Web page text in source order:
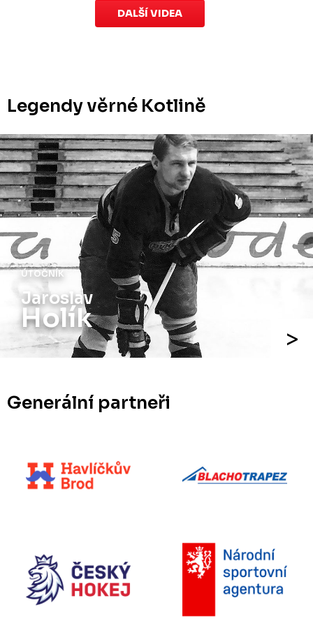
DALŠÍ VIDEA
Legendy věrné Kotlině
ÚTOČNÍK
Jiří
Holík
Generální partneři